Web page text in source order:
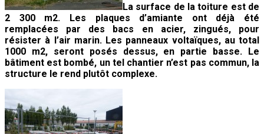
La surface de la toiture est de
2 300 m2. Les plaques d’amiante ont déjà été
remplacées par des bacs en acier, zingués, pour
résister à l’air marin. Les panneaux voltaïques, au total
1000 m2, seront posés dessus, en partie basse. Le
bâtiment est bombé, un tel chantier n’est pas commun, la
structure le rend plutôt complexe.